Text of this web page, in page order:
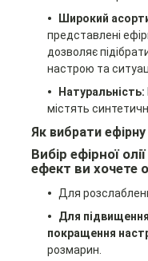
Широкий
представлені
дозволяє
настрою та
Натуральність:
містять
Як вибрати
Вибір ефірної
ефект ви хочете
Для
Для
покращення
розмарин.